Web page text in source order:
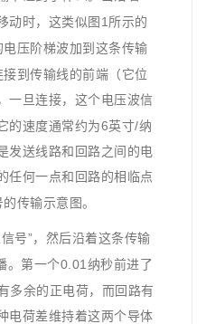
动时，这类似图 1 所示的
电压阶梯波加到这条传输
到传输线的前端（它位
一旦连接，这个电压波信
的速度通常约为6英寸/纳
发送线路和回路之间的电
任何一点和回路的相临点
传输示意图。
号” ，然后沿着这条传输
。第一个0.01 纳秒前进了
多余的 正电荷，而回路有
电荷差维持着这两个导体